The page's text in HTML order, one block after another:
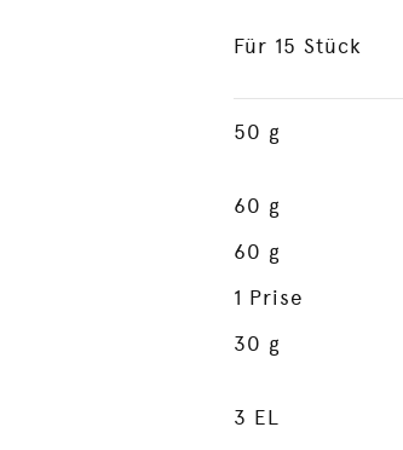
Für 15 Stück
50 g
60 g
60 g
1 Prise
30 g
3 EL